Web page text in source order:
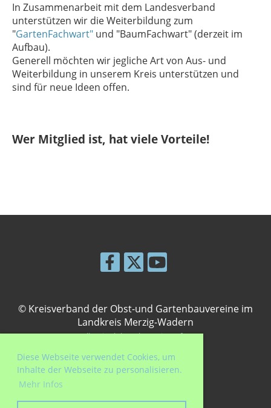
Diese Webseite verwendet Cookies, um
Inhalte der Webseite zu personalisieren.
Mehr Infos
In Zusammenarbeit mit dem Landesverband
unterstützen wir die Weiterbildung zum
"GartenFachwart" und "BaumFachwart" (derzeit im
Aufbau).
Generell möchten wir jegliche Art von Aus- und
Weiterbildung in unserem Kreis unterstützen und
sind für neue Ideen offen.
Wer Mitglied ist, hat viele Vorteile!
© Kreisverband der Obst-und Gartenbauvereine im
Landkreis Merzig-Wadern
Erstellt mit ClubDesk Vereinssoftware
Datenschutz